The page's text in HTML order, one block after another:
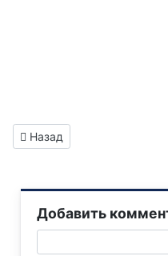
Предыдущий: 📣Вниманию
Назад
Добавить